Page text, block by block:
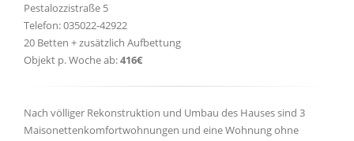
Pestalozzistraße 5
Telefon: 035022-42922
20 Betten + zusätzlich Aufbettung
Objekt p. Woche ab:416€
Nach völliger Rekonstruktion und Umbau des Hauses sind 3
Maisonettenkomfortwohnungen und eine Wohnung ohne